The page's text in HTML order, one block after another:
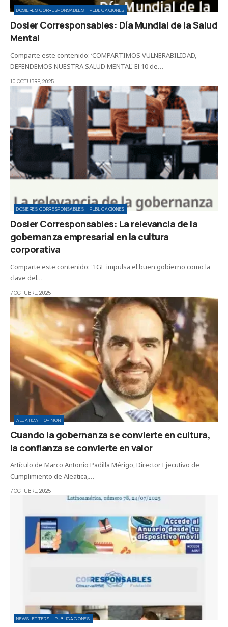
DOSIERES CORRESPONSABLES PUBLICACIONES
Dosier Corresponsables: Día Mundial de la Salud
Mental
Comparte este contenido: ‘COMPARTIMOS VULNERABILIDAD,
DEFENDEMOS NUESTRA SALUD MENTAL' El 10 de…
10 OCTUBRE, 2025
DOSIERES CORRESPONSABLES PUBLICACIONES
Dosier Corresponsables: La relevancia de la
gobernanza empresarial en la cultura
corporativa
Comparte este contenido: "IGE impulsa el buen gobierno como la
clave del…
7 OCTUBRE, 2025
ALEATICA OPINIÓN
Cuando la gobernanza se convierte en cultura,
la confianza se convierte en valor
Artículo de Marco Antonio Padilla Mérigo, Director Ejecutivo de
Cumplimiento de Aleatica,…
7 OCTUBRE, 2025
NEWSLETTERS PUBLICACIONES